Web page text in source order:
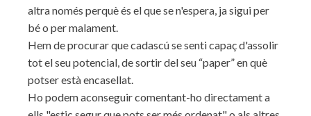
altra només perquè és el que se n'espera, ja sigui per
bé o per malament.
Hem de procurar que cadascú se senti capaç d'assolir
tot el seu potencial, de sortir del seu “paper” en què
potser està encasellat.
Ho podem aconseguir comentant-ho directament a